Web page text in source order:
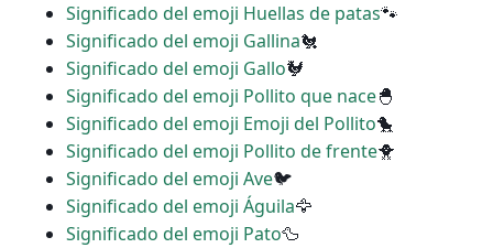
Significado del emoji Huellas de patas🐾
Significado del emoji Gallina🐔
Significado del emoji Gallo🐓
Significado del emoji Pollito que nace🐣
Significado del emoji Emoji del Pollito🐤
Significado del emoji Pollito de frente🐥
Significado del emoji Ave🐦
Significado del emoji Águila🦅
Significado del emoji Pato🦆